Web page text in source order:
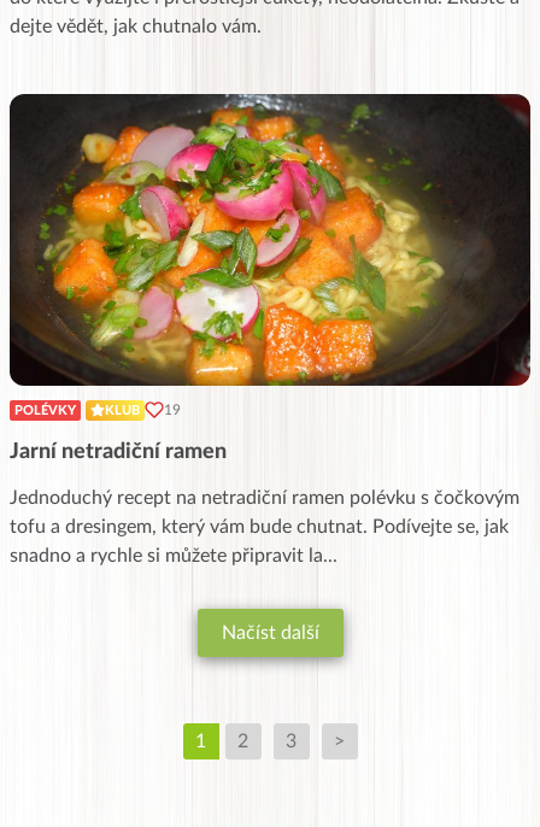
dejte vědět, jak chutnalo vám.
POLÉVKY KLUB 19
Jarní netradiční ramen
Jednoduchý recept na netradiční ramen polévku s čočkovým
tofu a dresingem, který vám bude chutnat. Podívejte se, jak
snadno a rychle si můžete připravit la...
Načíst další
1 2 3 >